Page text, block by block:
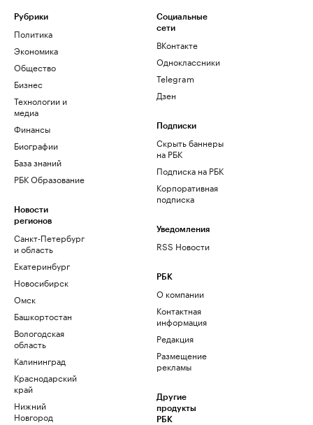
Рубрики
Политика
Экономика
Общество
Бизнес
Технологии и
медиа
Финансы
Биографии
База знаний
РБК Образование
Новости
регионов
Санкт-Петербург
и область
Екатеринбург
Новосибирск
Омск
Башкортостан
Вологодская
область
Калининград
Краснодарский
край
Нижний
Новгород
Социальные
сети
ВКонтакте
Одноклассники
Telegram
Дзен
Подписки
Скрыть баннеры
на РБК
Подписка на РБК
Корпоративная
подписка
Уведомления
RSS Новости
РБК
О компании
Контактная
информация
Редакция
Размещение
рекламы
Другие
продукты
РБК